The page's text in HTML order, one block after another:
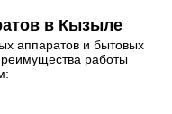
в Кызыле
аппаратов и бытовых
работы